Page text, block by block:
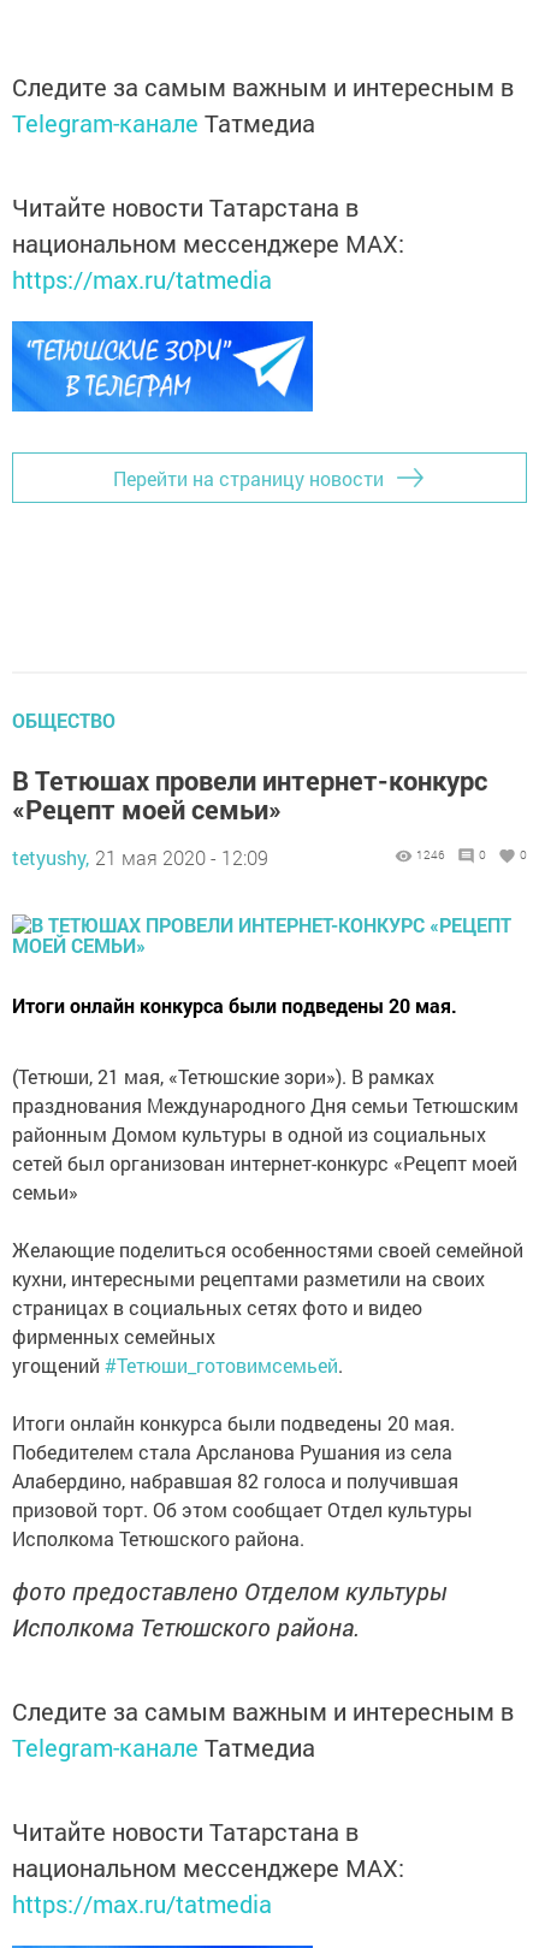
Следите за самым важным и интересным в
Telegram-канале Татмедиа
Читайте новости Татарстана в
национальном мессенджере MАХ:
https://max.ru/tatmedia
Перейти на страницу новости
ОБЩЕСТВО
В Тетюшах провели интернет-конкурс
«Рецепт моей семьи»
tetyushy, 21 мая 2020 - 12:09 1246 0 0
Итоги онлайн конкурса были подведены 20 мая.
(Тетюши, 21 мая, «Тетюшские зори»). В рамках
празднования Международного Дня семьи Тетюшским
районным Домом культуры в одной из социальных
сетей был организован интернет-конкурс «Рецепт моей
семьи»
Желающие поделиться особенностями своей семейной
кухни, интересными рецептами разметили на своих
страницах в социальных сетях фото и видео
фирменных семейных
угощений #Тетюши_готовимсемьей.
Итоги онлайн конкурса были подведены 20 мая.
Победителем стала Арсланова Рушания из села
Алабердино, набравшая 82 голоса и получившая
призовой торт. Об этом сообщает Отдел культуры
Исполкома Тетюшского района.
фото предоставлено Отделом культуры
Исполкома Тетюшского района.
Следите за самым важным и интересным в
Telegram-канале Татмедиа
Читайте новости Татарстана в
национальном мессенджере MАХ:
https://max.ru/tatmedia